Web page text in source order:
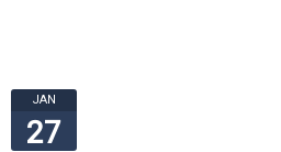
JAN
27